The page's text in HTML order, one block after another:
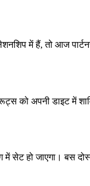
में हैं, तो आज
को अपनी डाइट में
सेट हो जाएगा। बस